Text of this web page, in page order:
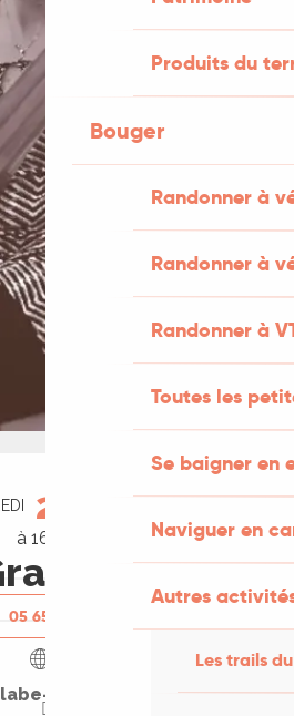
Produits du
Bouger
Randonner à
Randonner à
Randonner à
Toutes les
Se baigner en
Naviguer en
Autres
Les trails
2
à 16:00
05 65 10 87
grand-figeac.fr